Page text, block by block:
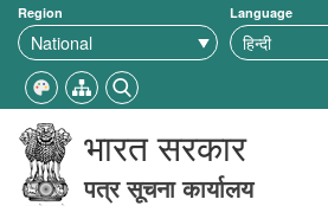
Region Language
भारत सरकार
पत्र सूचना कार्यालय